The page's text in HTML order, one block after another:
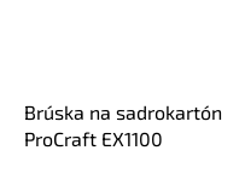
Brúska na sadrokartón
ProCraft EX1100